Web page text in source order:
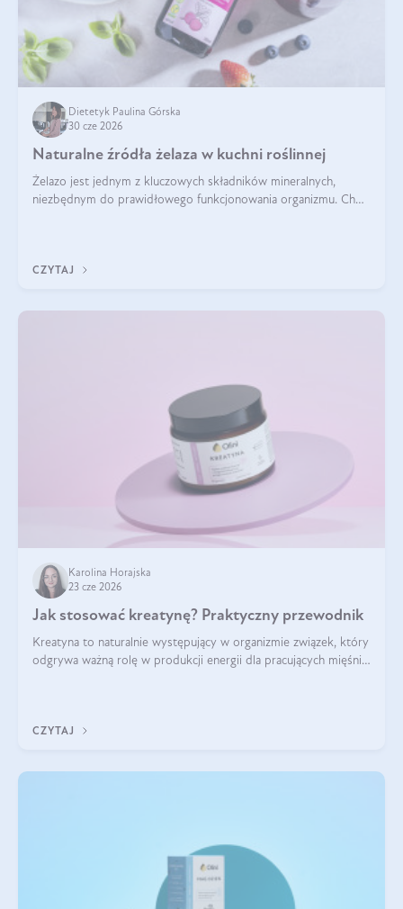
Dietetyk Paulina Górska
30 cze 2026
Naturalne źródła żelaza w kuchni roślinnej
Żelazo jest jednym z kluczowych składników mineralnych,
niezbędnym do prawidłowego funkcjonowania organizmu. Choć
CZYTAJ
Karolina Horajska
23 cze 2026
Jak stosować kreatynę? Praktyczny przewodnik
Kreatyna to naturalnie występujący w organizmie związek, który
odgrywa ważną rolę w produkcji energii dla pracujących mięśni.
CZYTAJ